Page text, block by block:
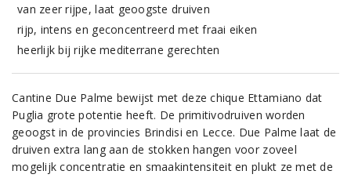
van zeer rijpe, laat geoogste druiven
rijp, intens en geconcentreerd met fraai eiken
heerlijk bij rijke mediterrane gerechten
Cantine Due Palme bewijst met deze chique Ettamiano dat
Puglia grote potentie heeft. De primitivodruiven worden
geoogst in de provincies Brindisi en Lecce. Due Palme laat de
druiven extra lang aan de stokken hangen voor zoveel
mogelijk concentratie en smaakintensiteit en plukt ze met de